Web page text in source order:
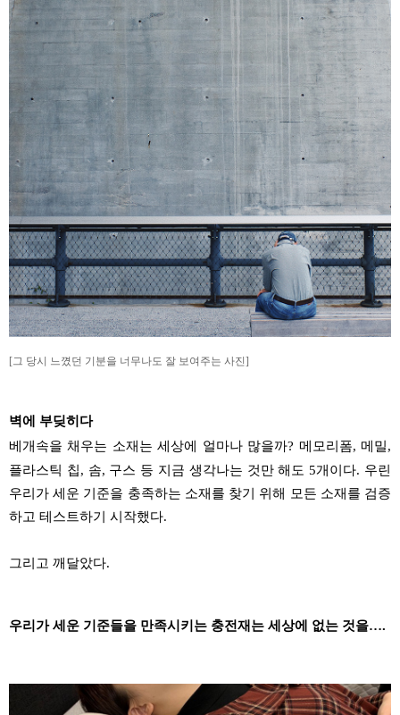
[그 당시 느꼈던 기분을 너무나도 잘 보여주는 사진]
벽에 부딪히다
베개속을 채우는 소재는 세상에 얼마나 많을까? 메모리폼,메밀,
플라스틱 칩, 솜, 구스 등 지금 생각나는 것만 해도5개이다. 우린
우리가 세운 기준을 충족하는 소재를 찾기 위해 모든 소재를 검증
하고 테스트하기 시작했다.
그리고 깨달았다.
우리가 세운 기준들을 만족시키는 충전재는 세상에 없는 것을….